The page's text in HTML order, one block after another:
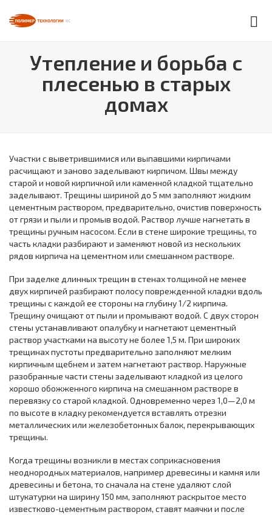
Утепление и борьба с
плесенью в старых
домах
Участки с выветрившимися или выпавшими кирпичами
расчищают и заново заделывают кирпичом. Швы между
старой и новой кирпичной или каменной кладкой тщательно
заделывают. Трещины шириной до 5 мм заполняют жидким
цементным раствором, предварительно, очистив поверхность
от грязи и пыли и промыв водой. Раствор лучше нагнетать в
трещины ручным насосом. Если в стене широкие трещины, то
часть кладки разбирают и заменяют новой из нескольких
рядов кирпича на цементном или смешанном растворе.
При заделке длинных трещин в стенах толщиной не менее
двух кирпичей разбирают полосу поврежденной кладки вдоль
трещины с каждой ее стороны на глубину 1/2 кирпича.
Трещину очищают от пыли и промывают водой. С двух сторон
стены устанавливают опалубку и нагнетают цементный
раствор участками на высоту не более 1,5 м. При широких
трещинах пустоты предварительно заполняют мелким
кирпичным щебнем и затем нагнетают раствор. Наружные
разобранные части стены заделывают кладкой из целого
хорошо обожженного кирпича на смешанном растворе в
перевязку со старой кладкой. Одновременно через 1,0—2,0 м
по высоте в кладку рекомендуется вставлять отрезки
металлических или железобетонных балок, перекрывающих
трещины.
Когда трещины возникли в местах соприкасновения
неоднородных материалов, например древесины и камня или
древесины и бетона, то сначала на стене удаляют слой
штукатурки на ширину 150 мм, заполняют раскрытое место
известково-цементным раствором, ставят маячки и после